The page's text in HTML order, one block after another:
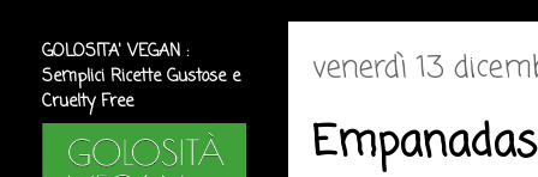
venerdì 13
GOLOSITA' VEGAN :
Semplici Ricette Gustose e
Cruelty Free